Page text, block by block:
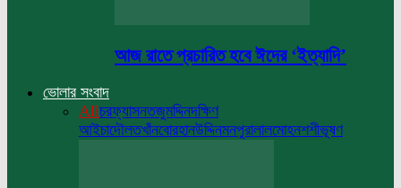
আজ রাতে প্রচারিত হবে ঈদের ‘ইত্যাদি’
ভোলার সংবাদ
Allচরফ্যাসনতজুমদ্দিনদক্ষিণ
আইচাদৌলতখাঁনবোরহানউদ্দিনমনপুরালালমোহনশশীভূষণ